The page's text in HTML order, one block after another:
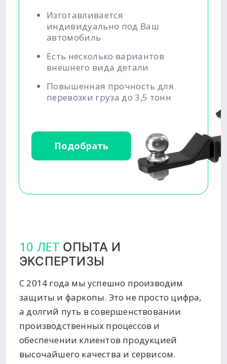
Изготавливается
индивидуально под Ваш
автомобиль
Есть несколько вариантов
внешнего вида детали
Повышенная прочность для
перевозки груза до 3,5 тонн
Подобрать
10 ЛЕТ ОПЫТА И
ЭКСПЕРТИЗЫ
С 2014 года мы успешно производим
защиты и фаркопы. Это не просто цифра,
а долгий путь в совершенствовании
производственных процессов и
обеспечении клиентов продукцией
высочайшего качества и сервисом.